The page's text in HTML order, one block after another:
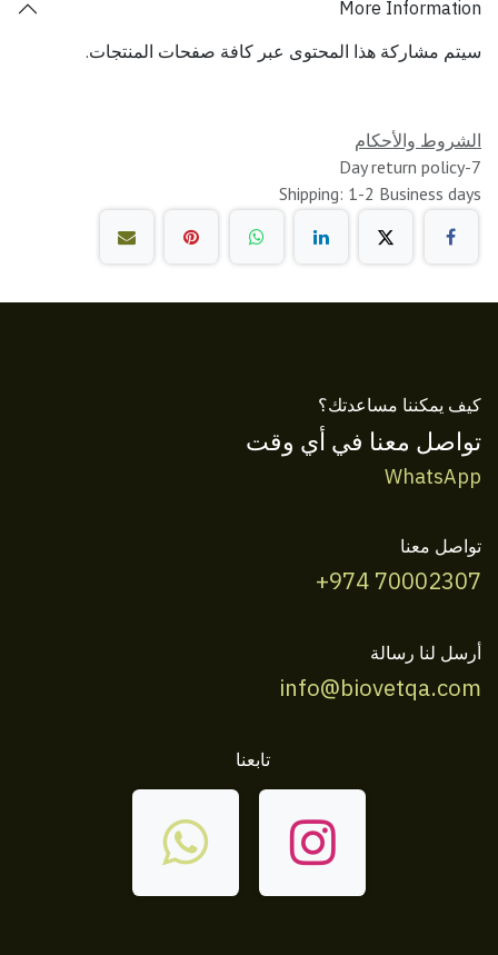
More Information
سيتم مشاركة هذا المحتوى عبر كافة صفحات المنتجات.
الشروط والأحكام
7-Day return policy
Shipping: 1-2 Business days
كيف يمكننا مساعدتك؟
تواصل معنا في أي وقت
WhatsApp
تواصل معنا
+974 70002307
أرسل لنا رسالة
info@biovetqa.com
تابعنا